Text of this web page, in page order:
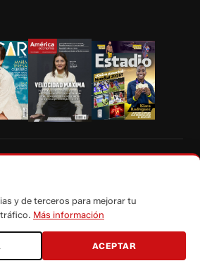
de todos los contenidos de Vistazo.com.
y de terceros para mejorar tu
Más información
ACEPTAR